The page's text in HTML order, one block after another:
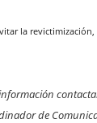
la
de